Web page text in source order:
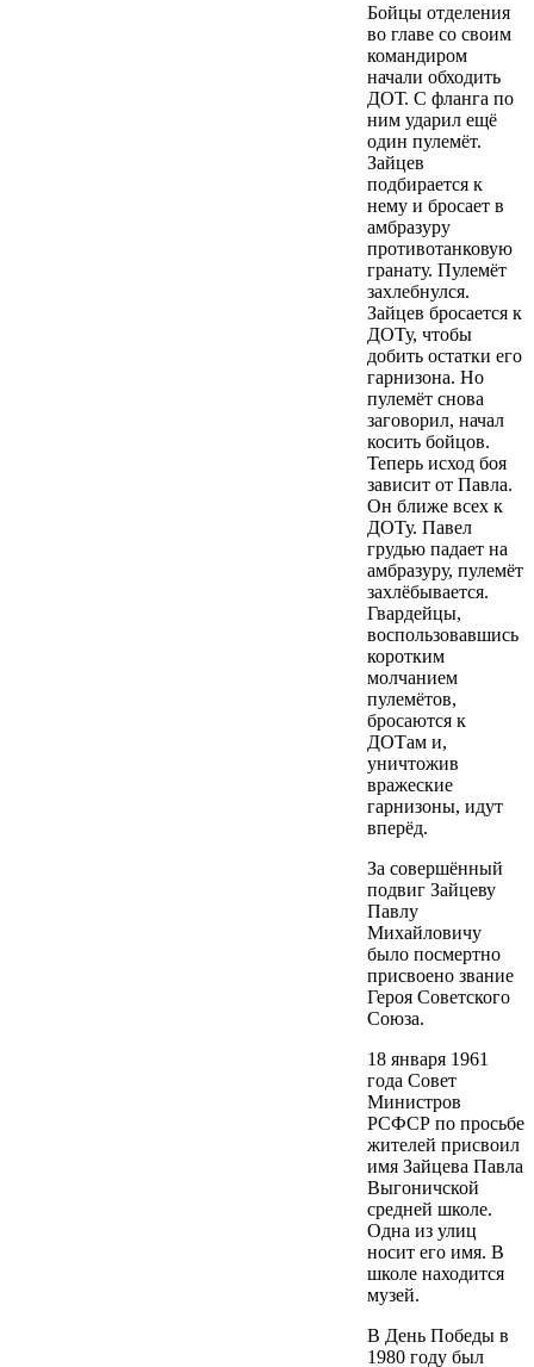
Бойцы отделения
во главе со своим
командиром
начали обходить
ДОТ. С фланга по
ним ударил ещё
один пулемёт.
Зайцев
подбирается к
нему и бросает в
амбразуру
противотанковую
гранату. Пулемёт
захлебнулся.
Зайцев бросается к
ДОТу, чтобы
добить остатки его
гарнизона. Но
пулемёт снова
заговорил, начал
косить бойцов.
Теперь исход боя
зависит от Павла.
Он ближе всех к
ДОТу. Павел
грудью падает на
амбразуру, пулемёт
захлёбывается.
Гвардейцы,
воспользовавшись
коротким
молчанием
пулемётов,
бросаются к
ДОТам и,
уничтожив
вражеские
гарнизоны, идут
вперёд.
За совершённый
подвиг Зайцеву
Павлу
Михайловичу
было посмертно
присвоено звание
Героя Советского
Союза.
18 января 1961
года Совет
Министров
РСФСР по просьбе
жителей присвоил
имя Зайцева Павла
Выгоничской
средней школе.
Одна из улиц
носит его имя. В
школе находится
музей.
В День Победы в
1980 году был